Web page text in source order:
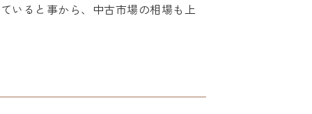
いると事から、中古市場の相場も上